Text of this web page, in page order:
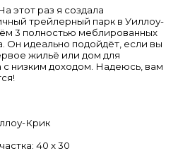
этот раз я создала
трейлерный парк в Уиллоу-
3 полностью меблированных
Он идеально подойдёт, если вы
жильё или дом для
с низким доходом. Надеюсь, вам
Крик
40 x 30